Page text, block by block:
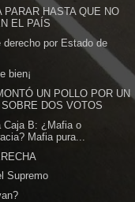
PARAR HASTA QUE NO
EL PAÍS
derecho por Estado de
bien¡
UN POLLO POR UN
DOS VOTOS
Caja B: ¿Mafia o
Mafia pura...
Supremo